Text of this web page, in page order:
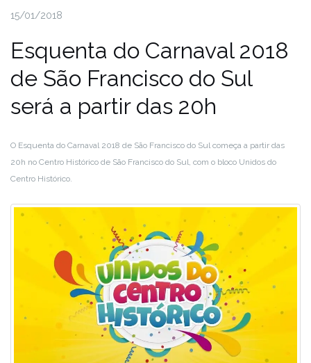
15/01/2018
Esquenta do Carnaval 2018
de São Francisco do Sul
será a partir das 20h
O Esquenta do Carnaval 2018 de São Francisco do Sul começa a partir das
20h no Centro Histórico de São Francisco do Sul, com o bloco Unidos do
Centro Histórico.